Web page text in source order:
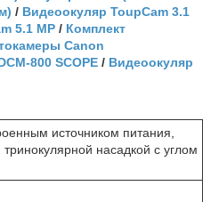
/ Видеоокуляр ToupCam 3.1
5.1 MP / Комплект
Canon
800 SCOPE / Видеоокуляр
источником питания,
насадкой с углом